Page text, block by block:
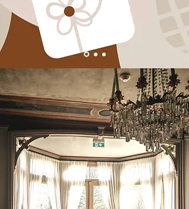
Kanelimamma
Kanelimamma on pieni kotimainen
perheyritys, jonka perustin vuonna
2017. Olen aina ollut perso makealle ja
haluan tarjota hyviä herkkuja
mahdollisimman kauniissa
lahjarasioissa. Herkkulahjat ovat
ekologisia ja tämä on tärkeä arvo